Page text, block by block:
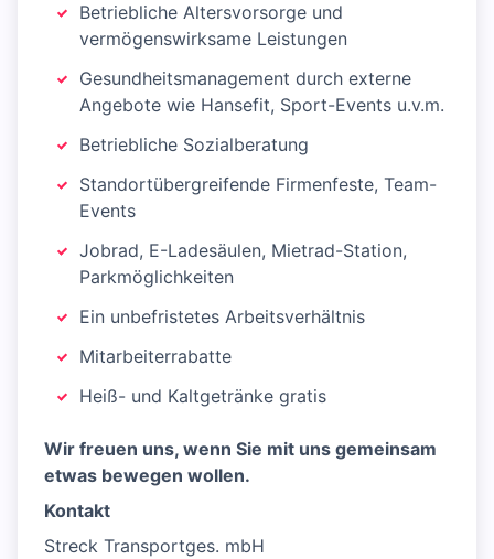
Betriebliche Altersvorsorge und
vermögenswirksame Leistungen
Gesundheitsmanagement durch externe
Angebote wie Hansefit, Sport-Events u.v.m.
Betriebliche Sozialberatung
Standortübergreifende Firmenfeste, Team-
Events
Jobrad, E-Ladesäulen, Mietrad-Station,
Parkmöglichkeiten
Ein unbefristetes Arbeitsverhältnis
Mitarbeiterrabatte
Heiß- und Kaltgetränke gratis
Wir freuen uns, wenn Sie mit uns gemeinsam
etwas bewegen wollen.
Kontakt
Streck Transportges. mbH